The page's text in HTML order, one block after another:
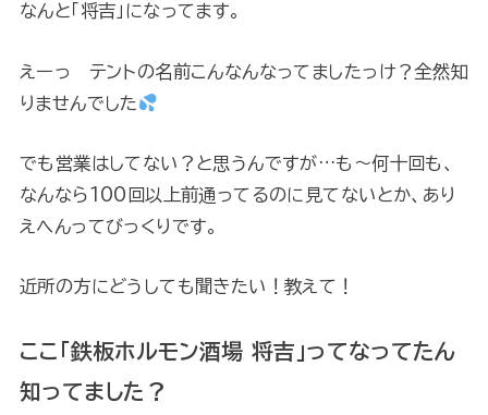
なんと「将吉」になってます。
えーっ テントの名前こんなんなってましたっけ？全然知
りませんでした
でも営業はしてない？と思うんですが…も～何十回も、
なんなら100回以上前通ってるのに見てないとか、あり
えへんってびっくりです。
近所の方にどうしても聞きたい！教えて！
ここ「鉄板ホルモン酒場 将吉」ってなってたん
知ってました？